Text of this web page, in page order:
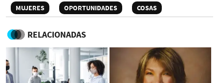
MUJERES OPORTUNIDADES COSAS
RELACIONADAS